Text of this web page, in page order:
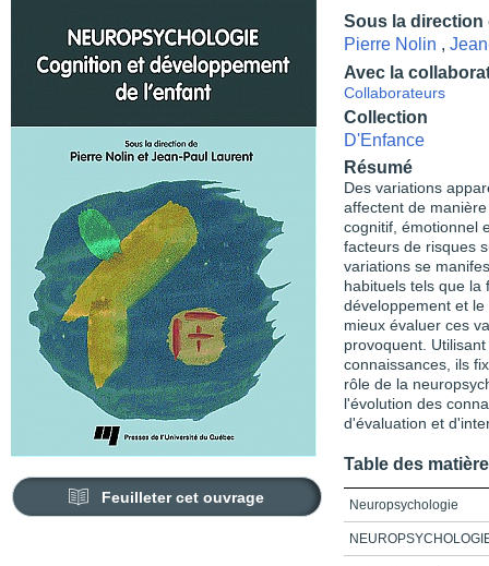
Feuilleter cet ouvrage
Sous la direction
Pierre Nolin ,
Avec la
Collaborateurs
Collection
D'Enfance
Résumé
Des variations
affectent de
cognitif, émotionnel
facteurs de risques
variations se
habituels tels que la
développement et
mieux évaluer ces
provoquent.
connaissances, ils
rôle de la
l'évolution des
d'évaluation et
Table des
Neuropsychologie